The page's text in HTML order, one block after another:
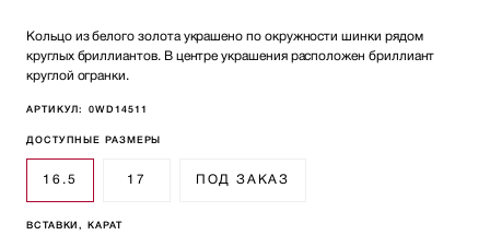
Кольцо из белого золота украшено по окружности шинки рядом
круглых бриллиантов. В центре украшения расположен бриллиант
круглой огранки.
АРТИКУЛ: 0WD14511
ДОСТУПНЫЕ РАЗМЕРЫ
16.5 17 ПОД ЗАКАЗ
ВСТАВКИ, КАРАТ